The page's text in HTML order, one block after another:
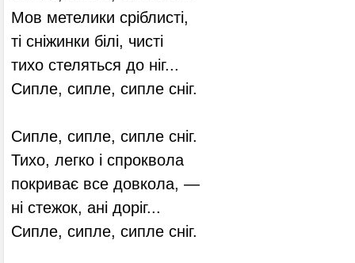
Мов метелики сріблисті,
ті сніжинки білі, чисті
тихо стеляться до ніг...
Сипле, сипле, сипле сніг.
Сипле, сипле, сипле сніг.
Тихо, легко і спроквола
покриває все довкола, —
ні стежок, ані доріг...
Сипле, сипле, сипле сніг.